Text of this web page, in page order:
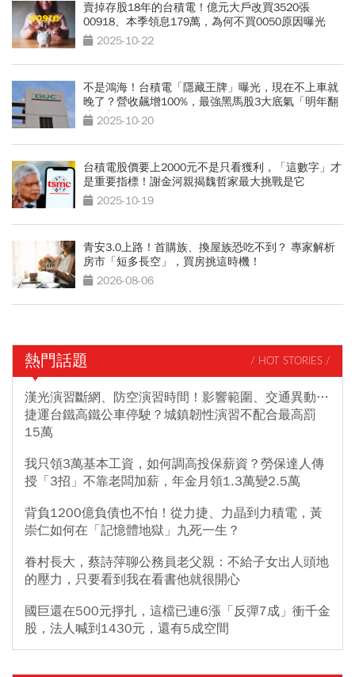
賣掉存股18年的台積電！億元大戶改買3520張
00918、本季領息179萬，為何不買0050原因曝光
2025-10-22
不是鴻海！台積電「隱藏王牌」曝光，現在不上車就
晚了？營收飆增100%，最強黑馬股3大底氣「明年翻
倍收割」
2025-10-20
台積電股價要上2000元不是只看獲利，「這數字」才
是重要指標！謝金河親揭魏哲家最大挑戰是它
2025-10-19
青安3.0上路！首購族、換屋族恐吃不到？ 專家解析
房市「短多長空」，買房挑這時機！
2026-08-06
熱門話題 / HOT STORIES /
漢光演習斷網、防空演習時間！影響範圍、交通異動…
捷運台鐵高鐵公車停駛？城鎮韌性演習不配合最高罰
15萬
我只領3萬基本工資，如何調高投保薪資？勞保達人傳
授「3招」不靠老闆加薪，年金月領1.3萬變2.5萬
背負1200億負債也不怕！從力捷、力晶到力積電，黃
崇仁如何在「記憶體地獄」九死一生？
眷村長大，蔡詩萍聊公務員老父親：不給子女出人頭地
的壓力，只要看到我在看書他就很開心
國巨還在500元掙扎，這檔已連6漲「反彈7成」衝千金
股，法人喊到1430元，還有5成空間